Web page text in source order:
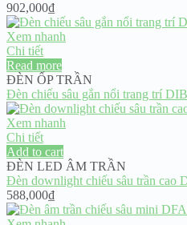
902,000₫
Xem nhanh
Chi tiết
Read more
ĐÈN ỐP TRẦN
Đèn chiếu sâu gắn nổi trang trí
Xem nhanh
Chi tiết
Add to cart
ĐÈN LED ÂM TRẦN
Đèn downlight chiếu sâu trần
588,000₫